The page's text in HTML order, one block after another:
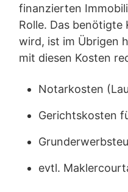
finanzierten
Rolle. Das
wird, ist im Übrigen
mit diesen Kosten
Notarkosten
Gerichtskosten
evtl.